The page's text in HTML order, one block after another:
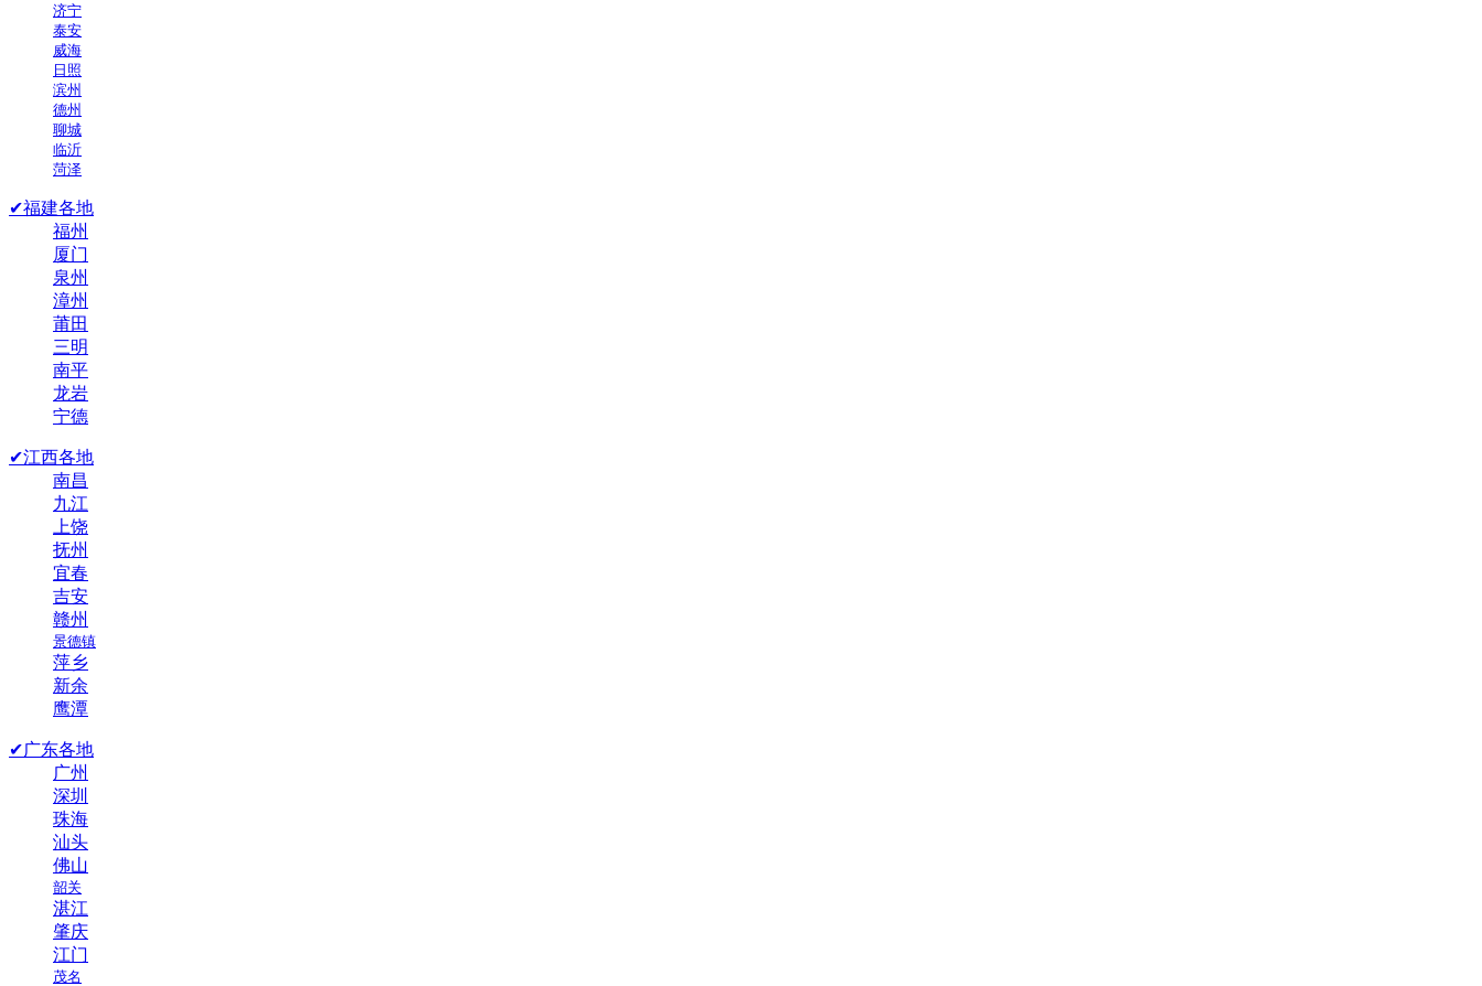
济宁
泰安
威海
日照
滨州
德州
聊城
临沂
菏泽
✔福建各地
福州
厦门
泉州
漳州
莆田
三明
南平
龙岩
宁德
✔江西各地
南昌
九江
上饶
抚州
宜春
吉安
赣州
景德镇
萍乡
新余
鹰潭
✔广东各地
广州
深圳
珠海
汕头
佛山
韶关
湛江
肇庆
江门
茂名